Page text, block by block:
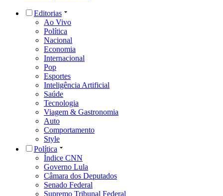
Editorias
Ao Vivo
Política
Nacional
Economia
Internacional
Pop
Esportes
Inteligência Artificial
Saúde
Tecnologia
Viagem & Gastronomia
Auto
Comportamento
Style
Política
Índice CNN
Governo Lula
Câmara dos Deputados
Senado Federal
Supremo Tribunal Federal